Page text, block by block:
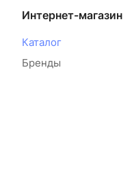
Интернет-магазин
Каталог
Бренды